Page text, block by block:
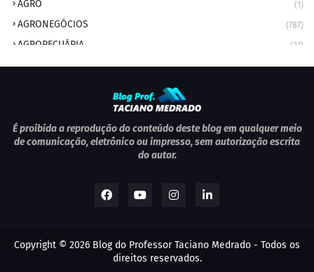
AGRO (1)
AGRONEGÓCIOS (787)
AGROPECUÁRIA (37)
AMBIENTE (9)
ANIVERSÁRIO DA CIDADE
ANIVERSÁRIOS (1)
APEXBRASIL (1)
AVIAÇÃO (1)
É proibida a reprodução do conteúdo deste blog em qualquer meio
de comunicação, eletrônico ou impresso, sem autorização escrita
do autor.
Copyright © 2026 Blog do Professor Taciano Medrado - Todos os
direitos reservados.